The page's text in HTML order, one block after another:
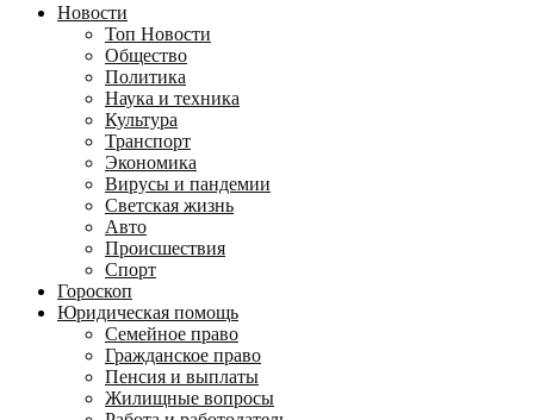
Новости
Топ Новости
Общество
Политика
Наука и техника
Культура
Транспорт
Экономика
Вирусы и пандемии
Светская жизнь
Авто
Происшествия
Спорт
Гороскоп
Юридическая помощь
Семейное право
Гражданское право
Пенсия и выплаты
Жилищные вопросы